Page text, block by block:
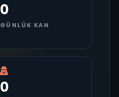
0
GÜNLÜK KAN
0